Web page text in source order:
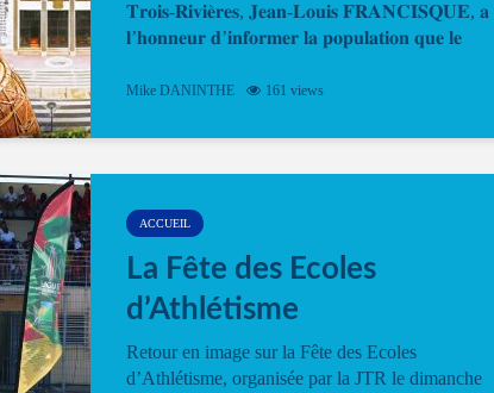
𝐓𝐫𝐨𝐢𝐬-𝐑𝐢𝐯𝐢𝐞̀𝐫𝐞𝐬, 𝐉𝐞𝐚𝐧-𝐋𝐨𝐮𝐢𝐬 𝐅𝐑𝐀𝐍𝐂𝐈𝐒𝐐𝐔𝐄, 𝐚
𝐥’𝐡𝐨𝐧𝐧𝐞𝐮𝐫 𝐝’𝐢𝐧𝐟𝐨𝐫𝐦𝐞𝐫 𝐥𝐚 𝐩𝐨𝐩𝐮𝐥𝐚𝐭𝐢𝐨𝐧 𝐪𝐮𝐞 𝐥𝐞
Mike DANINTHE 161 views
ACCUEIL
La Fête des Ecoles
d’Athlétisme
Retour en image sur la Fête des Ecoles
d’Athlétisme, organisée par la JTR le dimanche